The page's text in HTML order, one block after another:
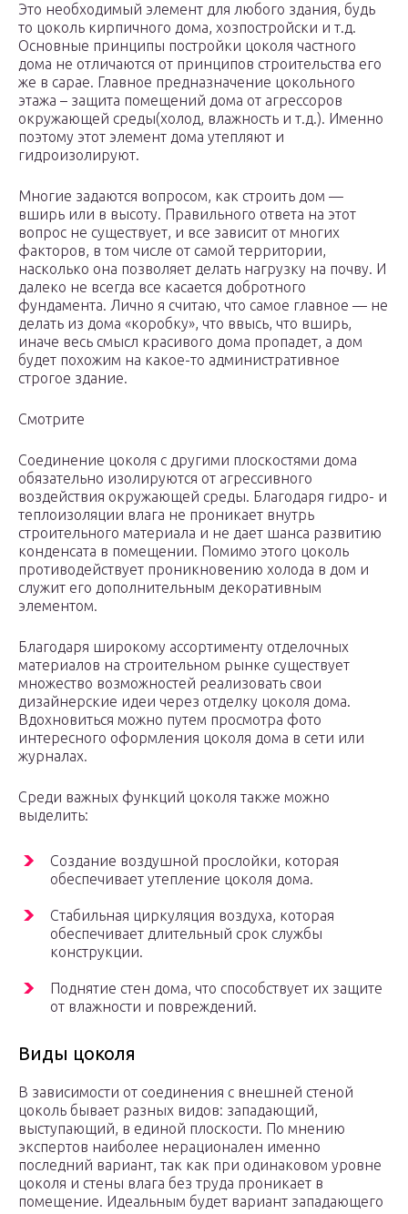
Это необходимый элемент для любого здания, будь
то цоколь кирпичного дома, хозпостройски и т.д.
Основные принципы постройки цоколя частного
дома не отличаются от принципов строительства его
же в сарае. Главное предназначение цокольного
этажа – защита помещений дома от агрессоров
окружающей среды(холод, влажность и т.д.). Именно
поэтому этот элемент дома утепляют и
гидроизолируют.
Многие задаются вопросом, как строить дом —
вширь или в высоту. Правильного ответа на этот
вопрос не существует, и все зависит от многих
факторов, в том числе от самой территории,
насколько она позволяет делать нагрузку на почву. И
далеко не всегда все касается добротного
фундамента. Лично я считаю, что самое главное — не
делать из дома «коробку», что ввысь, что вширь,
иначе весь смысл красивого дома пропадет, а дом
будет похожим на какое-то административное
строгое здание.
Смотрите
Соединение цоколя с другими плоскостями дома
обязательно изолируются от агрессивного
воздействия окружающей среды. Благодаря гидро- и
теплоизоляции влага не проникает внутрь
строительного материала и не дает шанса развитию
конденсата в помещении. Помимо этого цоколь
противодействует проникновению холода в дом и
служит его дополнительным декоративным
элементом.
Благодаря широкому ассортименту отделочных
материалов на строительном рынке существует
множество возможностей реализовать свои
дизайнерские идеи через отделку цоколя дома.
Вдохновиться можно путем просмотра фото
интересного оформления цоколя дома в сети или
журналах.
Среди важных функций цоколя также можно
выделить:
Создание воздушной прослойки, которая
обеспечивает утепление цоколя дома.
Стабильная циркуляция воздуха, которая
обеспечивает длительный срок службы
конструкции.
Поднятие стен дома, что способствует их защите
от влажности и повреждений.
Виды цоколя
В зависимости от соединения с внешней стеной
цоколь бывает разных видов: западающий,
выступающий, в единой плоскости. По мнению
экспертов наиболее нерационален именно
последний вариант, так как при одинаковом уровне
цоколя и стены влага без труда проникает в
помещение. Идеальным будет вариант западающего